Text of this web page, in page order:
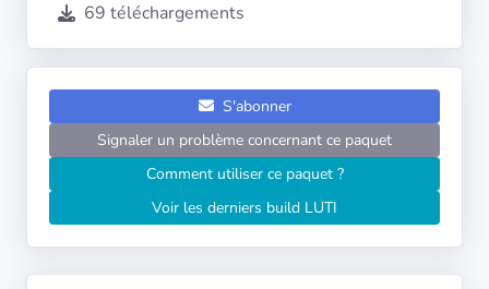
Catégories
Licences
LIENS
69 téléchargements
S'abonner
Signaler un problème concernant ce paquet
Comment utiliser ce paquet ?
Voir les derniers build LUTI